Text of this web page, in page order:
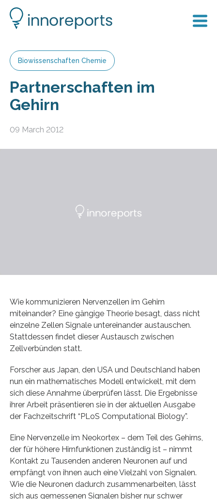
Biowissenschaften Chemie
Partnerschaften im
Gehirn
09 March 2012
Wie kommunizieren Nervenzellen im Gehirn
miteinander? Eine gängige Theorie besagt, dass nicht
einzelne Zellen Signale untereinander austauschen.
Stattdessen findet dieser Austausch zwischen
Zellverbünden statt.
Forscher aus Japan, den USA und Deutschland haben
nun ein mathematisches Modell entwickelt, mit dem
sich diese Annahme überprüfen lässt. Die Ergebnisse
ihrer Arbeit präsentieren sie in der aktuellen Ausgabe
der Fachzeitschrift “PLoS Computational Biology”.
Eine Nervenzelle im Neokortex – dem Teil des Gehirns,
der für höhere Hirnfunktionen zuständig ist – nimmt
Kontakt zu Tausenden anderen Neuronen auf und
empfängt von ihnen auch eine Vielzahl von Signalen.
Wie die Neuronen dadurch zusammenarbeiten, lässt
sich aus gemessenen Signalen bisher nur schwer